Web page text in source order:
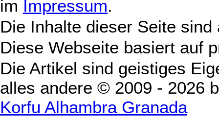
im Impressum.
Die Inhalte dieser Seite
Diese Webseite basiert auf
Die Artikel sind geistiges
alles andere © 2009 - 2026
Korfu Alhambra Granada